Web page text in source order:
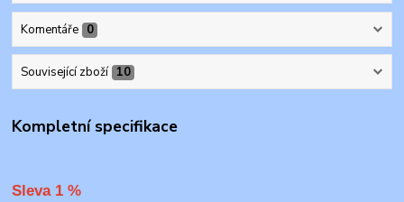
Komentáře 0
Související zboží 10
Kompletní specifikace
Sleva 1 %